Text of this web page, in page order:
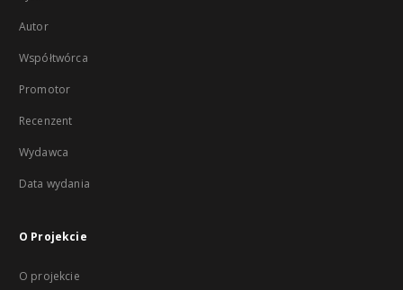
Autor
Współtwórca
Promotor
Recenzent
Wydawca
Data wydania
O Projekcie
O projekcie